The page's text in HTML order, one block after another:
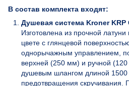
В состав комплекта входят:
Душевая система Kroner KRP
Изготовлена из прочной
цвете с глянцевой
однорычажным управлением,
верхней (250 мм) и ручной
душевым шлангом длиной 1500
предотвращения скручивания.